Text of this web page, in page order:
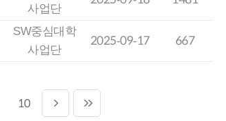
사업단
SW중심대학
사업단
2025-09-17 667
10